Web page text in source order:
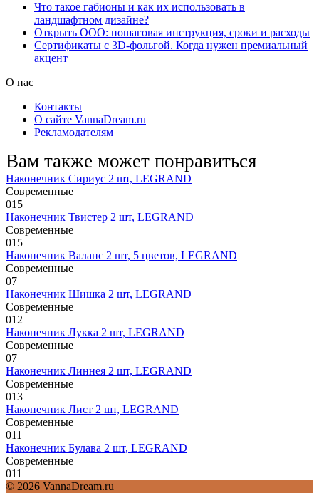
Что такое габионы и как их использовать в
ландшафтном дизайне?
Открыть ООО: пошаговая инструкция, сроки и расходы
Сертификаты с 3D-фольгой. Когда нужен премиальный
акцент
О нас
Контакты
О сайте VannaDream.ru
Рекламодателям
Вам также может понравиться
Наконечник Сириус 2 шт, LEGRAND
Современные
015
Наконечник Твистер 2 шт, LEGRAND
Современные
015
Наконечник Валанс 2 шт, 5 цветов, LEGRAND
Современные
07
Наконечник Шишка 2 шт, LEGRAND
Современные
012
Наконечник Лукка 2 шт, LEGRAND
Современные
07
Наконечник Линнея 2 шт, LEGRAND
Современные
013
Наконечник Лист 2 шт, LEGRAND
Современные
011
Наконечник Булава 2 шт, LEGRAND
Современные
011
© 2026 VannaDream.ru